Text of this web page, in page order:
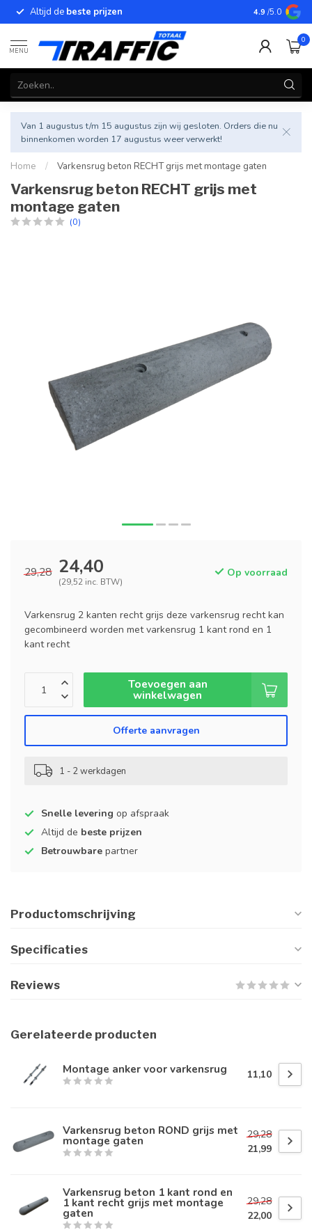
Altijd de beste prijzen Betrouwbare
4.9 /5.0
MENU
0
Van 1 augustus t/m 15 augustus zijn wij gesloten. Orders die nu
binnenkomen worden 17 augustus weer verwerkt!
Home / Varkensrug beton RECHT grijs met montage gaten
Varkensrug beton RECHT grijs met
montage gaten
(0)
29,28 24,40
(29,52 inc. BTW)
Op voorraad
Varkensrug 2 kanten recht grijs deze varkensrug recht kan
gecombineerd worden met varkensrug 1 kant rond en 1
kant recht
Toevoegen aan
winkelwagen
Offerte aanvragen
1 - 2 werkdagen
Snelle levering op afspraak
Altijd de beste prijzen
Betrouwbare partner
Productomschrijving
Specificaties
Reviews
Gerelateerde producten
Montage anker voor varkensrug 11,10
Varkensrug beton ROND grijs met
montage gaten
29,28
21,99
Varkensrug beton 1 kant rond en
1 kant recht grijs met montage
gaten
29,28
22,00